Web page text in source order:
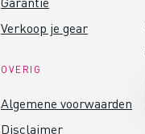
Verkoop je gear
OVERIG
Algemene voorwaarden
Disclaimer